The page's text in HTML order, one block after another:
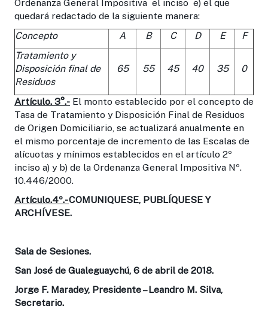
Ordenanza General Impositiva el inciso e) el que
quedará redactado de la siguiente manera:
Concepto
A B C D E
F
Tratamiento y
Disposición final de
Residuos
65 55 45 40 35 0
Artículo. 3°.- El monto establecido por el concepto de
Tasa de Tratamiento y Disposición Final de Residuos
de Origen Domiciliario, se actualizará anualmente en
el mismo porcentaje de incremento de las Escalas de
alícuotas y mínimos establecidos en el artículo 2º
inciso a) y b) de la Ordenanza General Impositiva Nº.
10.446/2000.
Artículo.4º.-COMUNIQUESE, PUBLÍQUESE Y
ARCHÍVESE.
Sala de Sesiones.
San José de Gualeguaychú, 6 de abril de 2018.
Jorge F. Maradey, Presidente – Leandro M. Silva,
Secretario.